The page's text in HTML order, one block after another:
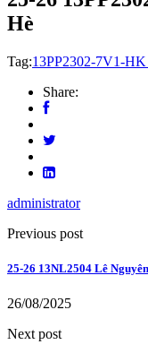
Hè
Tag:13PP2302-7V1-
Share:
administrator
Previous post
25-26 13NL2504 Lê
26/08/2025
Next post